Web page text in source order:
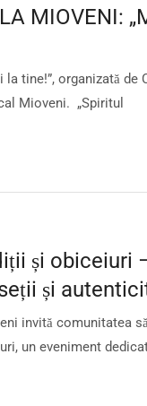
MIOVENI:
tine!”, organizată de
Mioveni. „Spiritul
și obiceiuri
și
invită comunitatea
un eveniment